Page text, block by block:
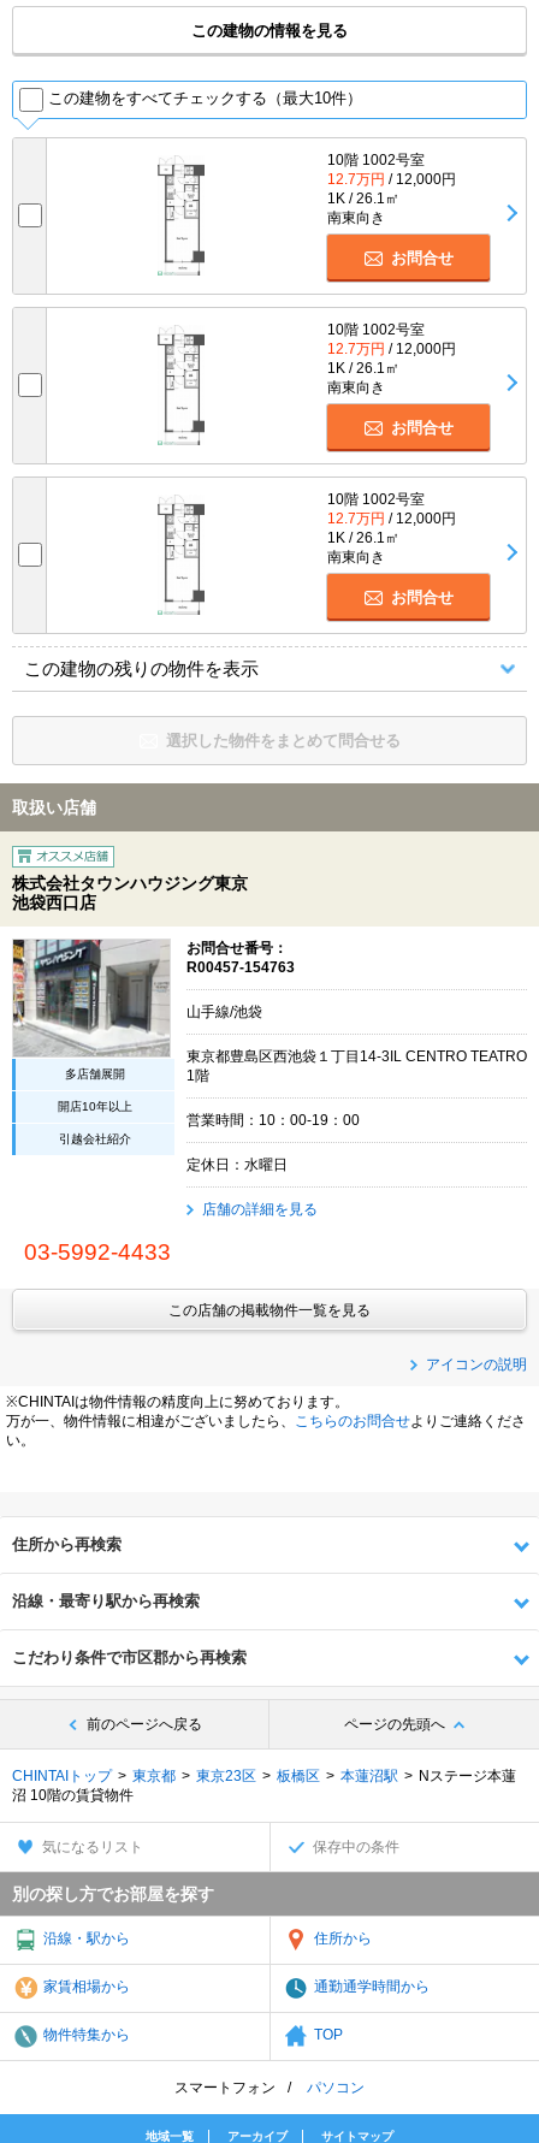
この建物の情報を見る
この建物をすべてチェックする（最大10件）
10階 1002号室
12.7万円 / 12,000円
1K / 26.1㎡
南東向き
お問合せ
10階 1002号室
12.7万円 / 12,000円
1K / 26.1㎡
南東向き
お問合せ
10階 1002号室
12.7万円 / 12,000円
1K / 26.1㎡
南東向き
お問合せ
この建物の残りの物件を表示
選択した物件をまとめて問合せる
取扱い店舗
株式会社タウンハウジング東京
池袋西口店
多店舗展開
開店10年以上
引越会社紹介
お問合せ番号：
R00457-154763
山手線/池袋
東京都豊島区西池袋１丁目14-3IL CENTRO TEATRO
1階
営業時間：10：00-19：00
定休日：水曜日
店舗の詳細を見る
03-5992-4433
この店舗の掲載物件一覧を見る
アイコンの説明
※CHINTAIは物件情報の精度向上に努めております。
万が一、物件情報に相違がございましたら、
こちらのお問合せよりご連絡くださ
い。
住所から再検索
沿線・最寄り駅から再検索
こだわり条件で市区郡から再検索
前のページへ戻る ページの先頭へ
CHINTAIトップ 東京都 東京23区 板橋区 本蓮沼駅
Nステージ本蓮
沼 10階の賃貸物件
気になるリスト 保存中の条件
別の探し方でお部屋を探す
沿線・駅から 住所から
家賃相場から 通勤通学時間から
物件特集から TOP
スマートフォン パソコン
地域一覧 アーカイブ サイトマップ